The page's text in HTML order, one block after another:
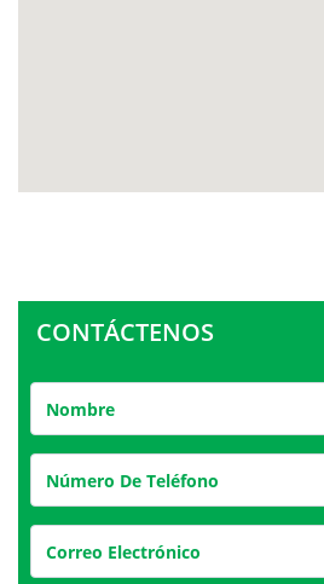
CONTÁCTENOS